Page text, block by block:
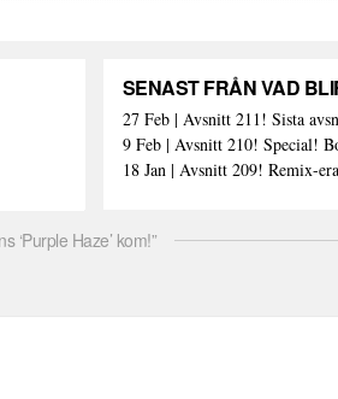
SENAST FRÅN VAD
18 Jan | Avsnitt 209! Remix-
‘Purple Haze’ kom!”